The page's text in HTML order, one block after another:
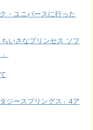
・ユニバースに行った
いさなプリンセス ソフ
ジースプリングス」4ア